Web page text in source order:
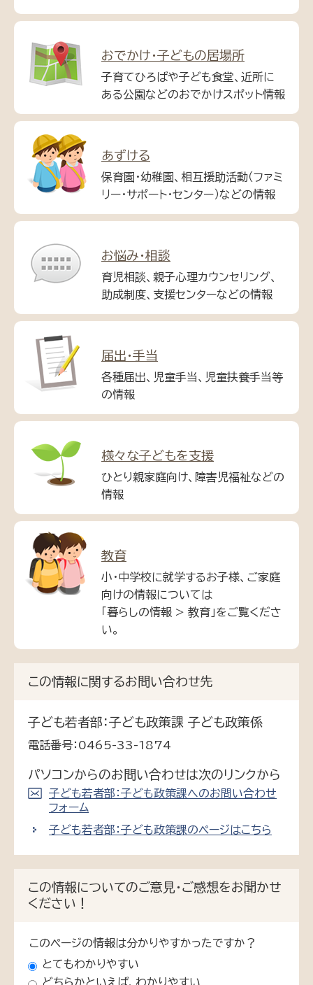
おでかけ・子どもの居場所
子育てひろばや子ども食堂、近所に
ある公園などのおでかけスポット情報
あずける
保育園・幼稚園、相互援助活動（ファミ
リー・サポート・センター）などの情報
お悩み・相談
育児相談、親子心理カウンセリング、
助成制度、支援センターなどの情報
届出・手当
各種届出、児童手当、児童扶養手当等
の情報
様々な子どもを支援
ひとり親家庭向け、障害児福祉などの
情報
教育
小・中学校に就学するお子様、ご家庭
向けの情報については
「暮らしの情報 > 教育」をご覧くださ
い。
この情報に関するお問い合わせ先
子ども若者部：子ども政策課 子ども政策係
電話番号：0465-33-1874
パソコンからのお問い合わせは次のリンクから
子ども若者部：子ども政策課へのお問い合わせ
フォーム
子ども若者部：子ども政策課のページはこちら
この情報についてのご意見・ご感想をお聞かせ
ください！
このページの情報は分かりやすかったですか？
とてもわかりやすい
どちらかといえば、わかりやすい